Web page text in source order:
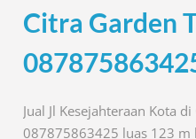
Citra Garden
Jual Jl Kesejahteraan Kota
087875863425 luas 123 m